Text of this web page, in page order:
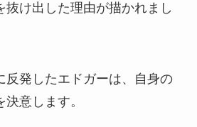
抜け出した理由が描かれまし
反発したエドガーは、自身の
意します。